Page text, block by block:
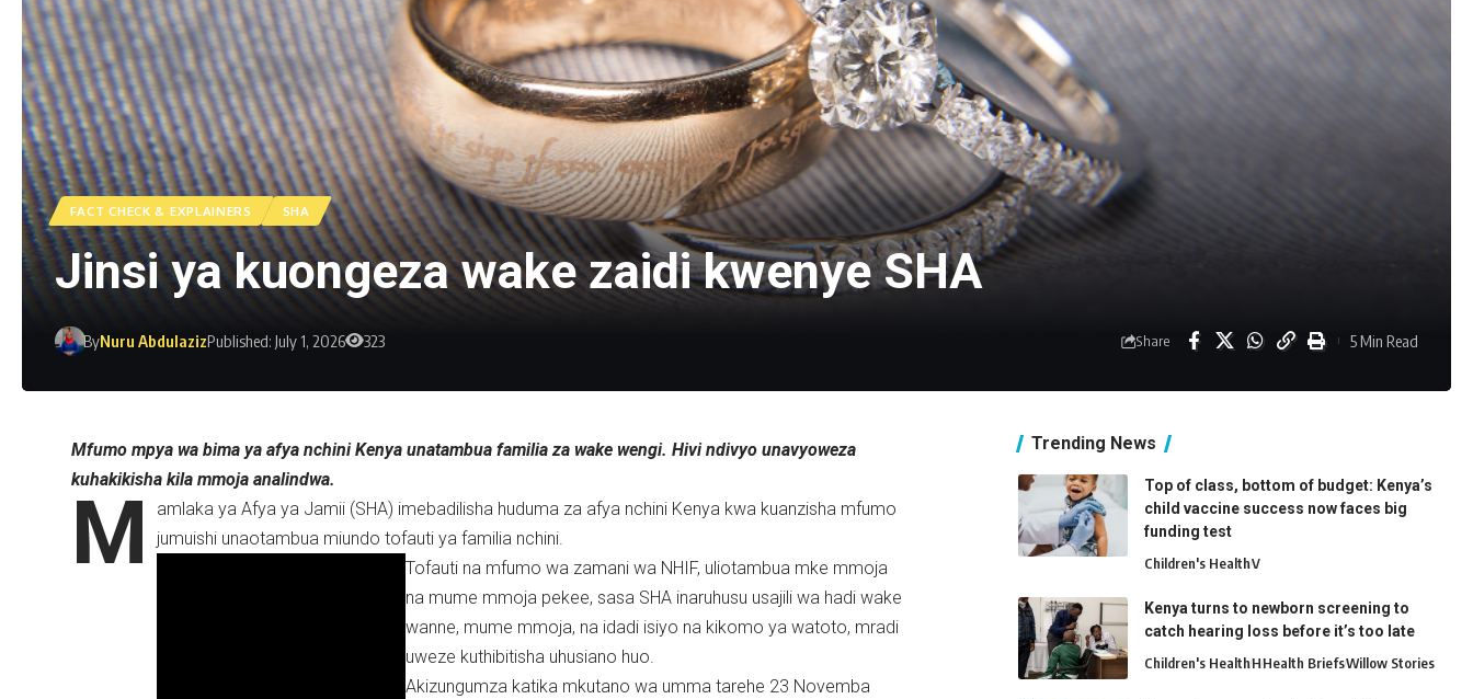
FACT CHECK & EXPLAINERS SHA
Jinsi ya kuongeza wake zaidi kwenye SHA
ByNuru AbdulazizPublished: July 1, 2026 323 Share 5 Min Read
Mfumo mpya wa bima ya afya nchini Kenya unatambua familia za wake wengi. Hivi ndivyo unavyoweza
kuhakikisha kila mmoja analindwa.
M
amlaka ya Afya ya Jamii (SHA) imebadilisha huduma za afya nchini Kenya kwa kuanzisha mfumo
jumuishi unaotambua miundo tofauti ya familia nchini.
Tofauti na mfumo wa zamani wa NHIF, uliotambua mke mmoja
na mume mmoja pekee, sasa SHA inaruhusu usajili wa hadi wake
wanne, mume mmoja, na idadi isiyo na kikomo ya watoto, mradi
uweze kuthibitisha uhusiano huo.
Akizungumza katika mkutano wa umma tarehe 23 Novemba
Trending News
Top of class, bottom of budget: Kenya’s
child vaccine success now faces big
funding test
Children's HealthV
Kenya turns to newborn screening to
catch hearing loss before it’s too late
Children's HealthHHealth BriefsWillow Stories